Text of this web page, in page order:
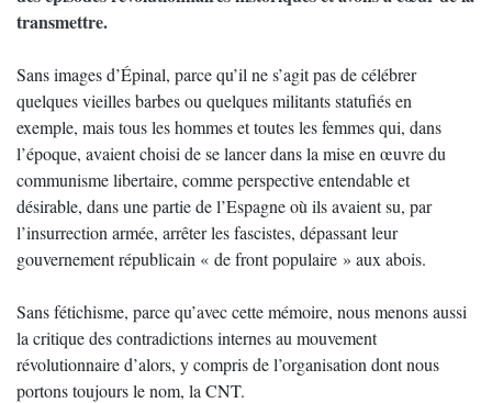
transmettre.
Sans images d’Épinal, parce qu’il ne s’agit pas de célébrer
quelques vieilles barbes ou quelques militants statufiés en
exemple, mais tous les hommes et toutes les femmes qui, dans
l’époque, avaient choisi de se lancer dans la mise en œuvre du
communisme libertaire, comme perspective entendable et
désirable, dans une partie de l’Espagne où ils avaient su, par
l’insurrection armée, arrêter les fascistes, dépassant leur
gouvernement républicain « de front populaire » aux abois.
Sans fétichisme, parce qu’avec cette mémoire, nous menons aussi
la critique des contradictions internes au mouvement
révolutionnaire d’alors, y compris de l’organisation dont nous
portons toujours le nom, la CNT.